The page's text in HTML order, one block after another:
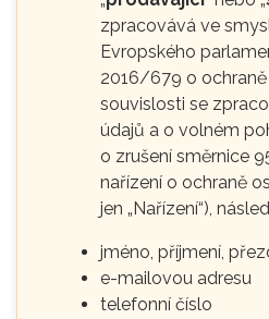
zpracovává ve
Evropského
2016/679 o
souvislosti se
údajů a o volném
o zrušení směrnice
nařízení o ochraně
jen „Nařízení“),
jméno, příjmení,
e-mailovou adresu
telefonní číslo